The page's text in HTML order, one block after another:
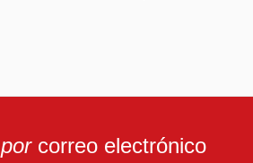
porcorreo electrónico